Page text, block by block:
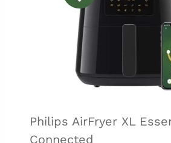
Philips AirFryer XL
Connected